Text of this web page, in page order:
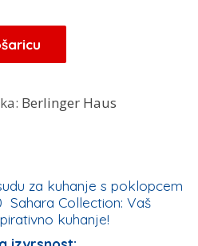
46,75 KM.
Berlinger Haus
za kuhanje s poklopcem
Sahara Collection: Vaš
kuhanje!